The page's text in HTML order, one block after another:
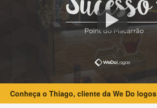
Conheça o Thiago, cliente da We Do logos